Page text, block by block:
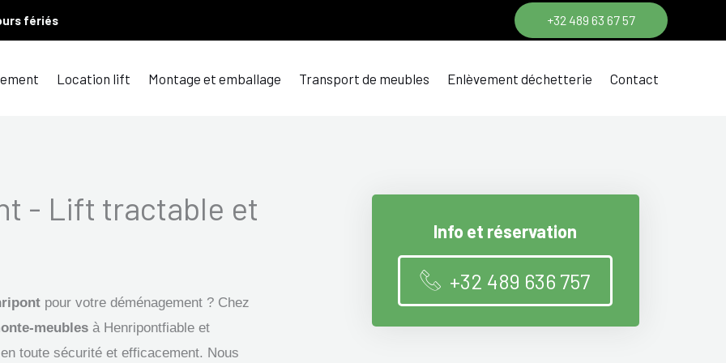
fériés +32 489 63 67 57
Location lift Montage et emballage Transport de meubles Enlèvement déchetterie Contact
- Lift tractable et
pour votre déménagement ? Chez
meubles à Henripontfiable et
toute sécurité et efficacement. Nous
Info et réservation
+32 489 636 757